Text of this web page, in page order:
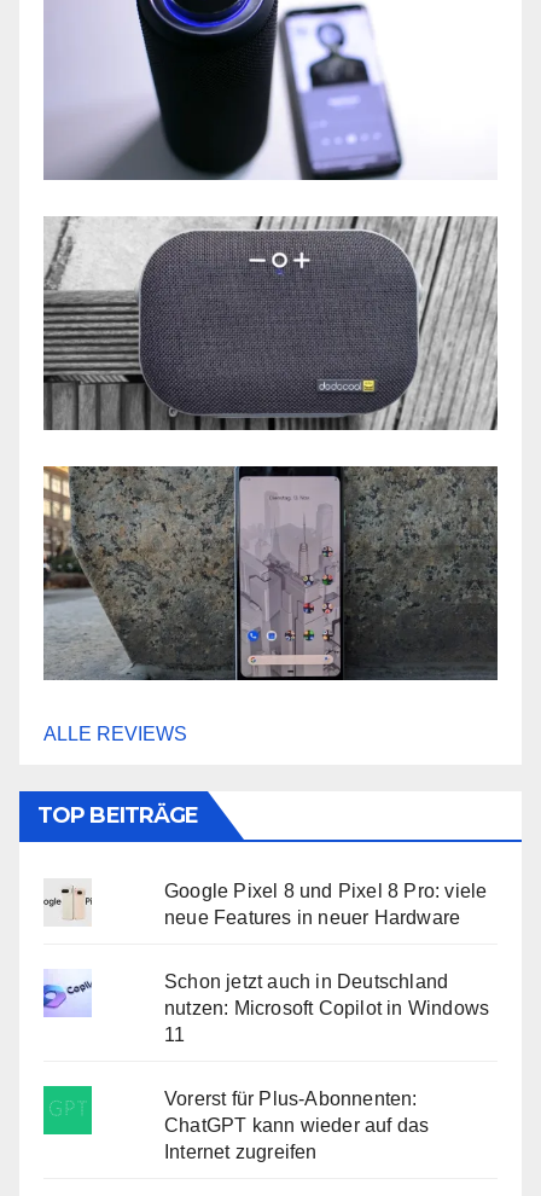
ALLE REVIEWS
TOP BEITRÄGE
Google Pixel 8 und Pixel 8 Pro: viele
neue Features in neuer Hardware
Schon jetzt auch in Deutschland
nutzen: Microsoft Copilot in Windows
11
Vorerst für Plus-Abonnenten:
ChatGPT kann wieder auf das
Internet zugreifen